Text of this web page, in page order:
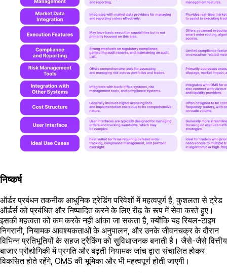
निष्कर्ष
ऑर्डर प्रबंधन तकनीक आधुनिक ट्रेडिंग परिवेशों में महत्वपूर्ण है, कुशलता से ट्रेड
ऑर्डर्स को प्रबंधित और निष्पादित करने के लिए रीढ़ के रूप में सेवा करते हुए।
इसकी महत्वता को कम करके नहीं आंका जा सकता है, क्योंकि यह रियल-टाइम
निगरानी, नियामक आवश्यकताओं के अनुपालन, और उनके जीवनचक्र के दौरान
विभिन्न प्रतिभूतियों के सहज ट्रैकिंग को सुविधाजनक बनाती है। जैसे-जैसे वित्तीय
बाजार प्रौद्योगिकी में प्रगति और बढ़ती नियामक जांच द्वारा संचालित होकर
विकसित होते रहेंगे, OMS की भूमिका और भी महत्वपूर्ण होती जाएगी।